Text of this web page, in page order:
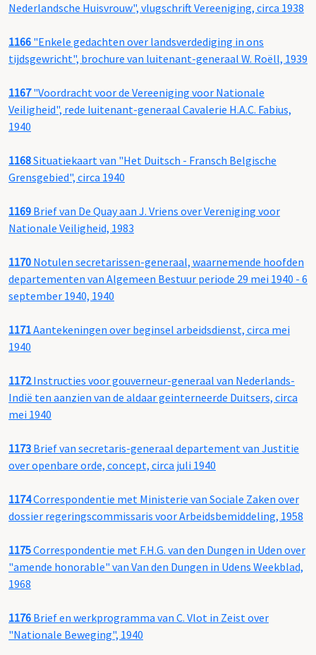
Nederlandsche Huisvrouw", vlugschrift Vereeniging, circa 1938
1166 "Enkele gedachten over landsverdediging in ons
tijdsgewricht", brochure van luitenant-generaal W. Roëll, 1939
1167"Voordracht voor de Vereeniging voor Nationale
Veiligheid", rede luitenant-generaal Cavalerie H.A.C. Fabius,
1940
1168Situatiekaart van "Het Duitsch - Fransch Belgische
Grensgebied", circa 1940
1169 Brief van De Quay aan J. Vriens over Vereniging voor
Nationale Veiligheid, 1983
1170 Notulen secretarissen-generaal, waarnemende hoofden
departementen van Algemeen Bestuur periode 29 mei 1940 - 6
september 1940, 1940
1171Aantekeningen over beginsel arbeidsdienst, circa mei
1940
1172Instructies voor gouverneur-generaal van Nederlands-
Indië ten aanzien van de aldaar geinterneerde Duitsers, circa
mei 1940
1173 Brief van secretaris-generaal departement van Justitie
over openbare orde, concept, circa juli 1940
1174Correspondentie met Ministerie van Sociale Zaken over
dossier regeringscommissaris voor Arbeidsbemiddeling, 1958
1175Correspondentie met F.H.G. van den Dungen in Uden over
"amende honorable" van Van den Dungen in Udens Weekblad,
1968
1176 Brief en werkprogramma van C. Vlot in Zeist over
"Nationale Beweging", 1940